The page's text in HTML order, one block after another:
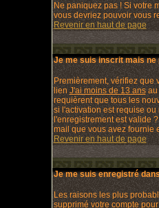
Ne paniquez pas ! Si votre
vous devriez pouvoir vous
Revenir en haut de page
Je me suis inscrit mais ne
Premièrement, vérifiez que
lien J'ai moins de 13 ansau
requièrent que tous les
si l'activation est requise
l'enregistrement est valide
mail que vous avez fournie
Revenir en haut de page
Je me suis enregistré
Les raisons les plus
supprimé votre compte